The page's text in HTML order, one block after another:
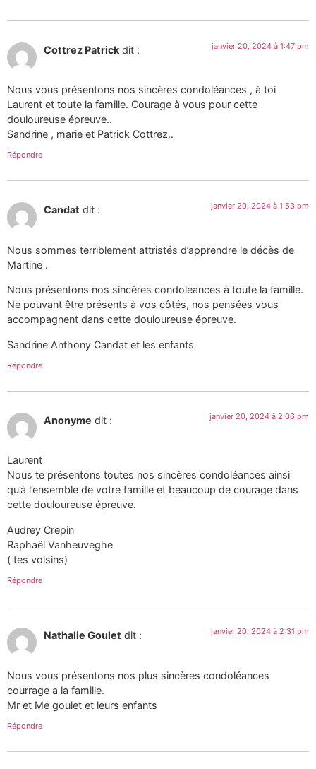
Cottrez Patrick dit : janvier 20, 2024 à 1:47 pm
Nous vous présentons nos sincères condoléances , à toi
Laurent et toute la famille. Courage à vous pour cette
douloureuse épreuve..
Sandrine , marie et Patrick Cottrez..
Répondre
Candat dit : janvier 20, 2024 à 1:53 pm
Nous sommes terriblement attristés d’apprendre le décès de
Martine .
Nous présentons nos sincères condoléances à toute la famille.
Ne pouvant être présents à vos côtés, nos pensées vous
accompagnent dans cette douloureuse épreuve.
Sandrine Anthony Candat et les enfants
Répondre
Anonyme dit : janvier 20, 2024 à 2:06 pm
Laurent
Nous te présentons toutes nos sincères condoléances ainsi
qu’à l’ensemble de votre famille et beaucoup de courage dans
cette douloureuse épreuve.
Audrey Crepin
Raphaël Vanheuveghe
( tes voisins)
Répondre
Nathalie Goulet dit : janvier 20, 2024 à 2:31 pm
Nous vous présentons nos plus sincères condoléances
courrage a la famille.
Mr et Me goulet et leurs enfants
Répondre